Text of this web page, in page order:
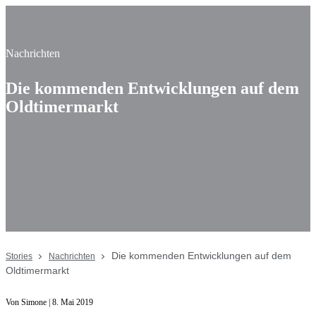
Nachrichten
Die kommenden Entwicklungen auf dem
Oldtimermarkt
Stories Nachrichten
Die kommenden Entwicklungen auf dem
Oldtimermarkt
Von Simone | 8. Mai 2019